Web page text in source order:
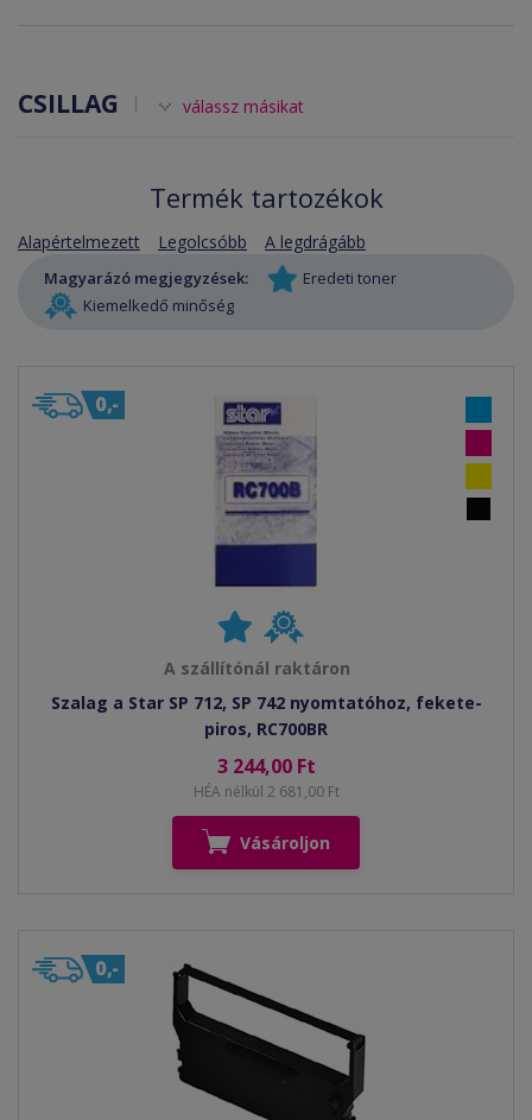
CSILLAG válassz másikat
Termék tartozékok
Alapértelmezett Legolcsóbb A legdrágább
Magyarázó megjegyzések:
Eredeti toner
Kiemelkedő minőség
A szállítónál raktáron
Szalag a Star SP 712, SP 742 nyomtatóhoz, fekete-
piros, RC700BR
3 244,00 Ft
HÉA nélkül 2 681,00 Ft
Vásároljon